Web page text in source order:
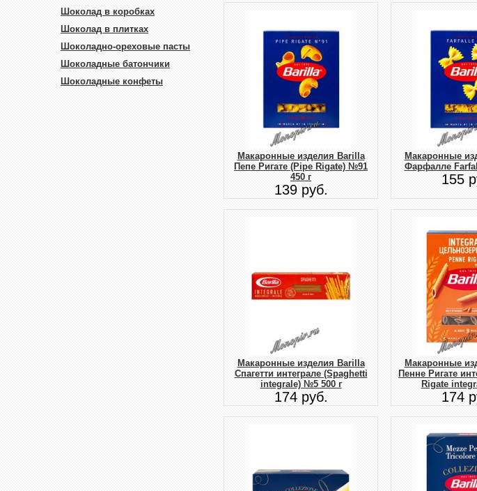
Шоколад в коробках
Шоколад в плитках
Шоколадно-ореховые пасты
Шоколадные батончики
Шоколадные конфеты
Макаронные изделия Barilla
Пепе Ригате (Pipe Rigate) №91
450 г
139 руб.
Макаронные
Фарфалле
155
Макаронные изделия Barilla
Спагетти интеграле (Spaghetti
integrale) №5 500 г
174 руб.
Макаронные
Пенне Ригате
Rigate
174